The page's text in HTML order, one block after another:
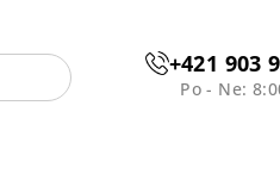
+421 903
Po - Ne: